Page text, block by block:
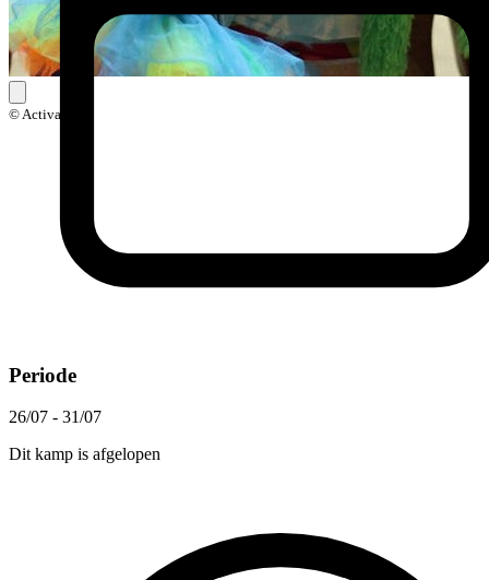
© Activak
Periode
26/07 - 31/07
Dit kamp is afgelopen